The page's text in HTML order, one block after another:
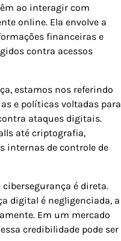
ao interagir com
online. Ela envolve a
financeiras e
contra acessos
estamos nos referindo
e políticas voltadas para
ataques digitais.
até criptografia,
internas de controle de
é direta.
digital é negligenciada, a
Em um mercado
credibilidade pode ser